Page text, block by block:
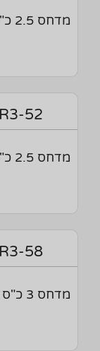
מדחס 2.5 כ"ס + ברז חד פאזי
52
מדחס 2.5 כ"ס + ברז תלת
58
מדחס 3 כ"ס + ברז תלת